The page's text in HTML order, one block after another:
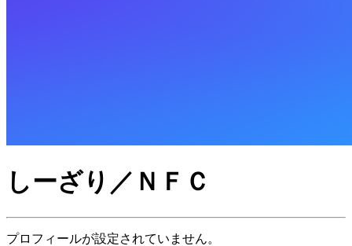
しーざり／ＮＦＣ
プロフィールが設定されていません。